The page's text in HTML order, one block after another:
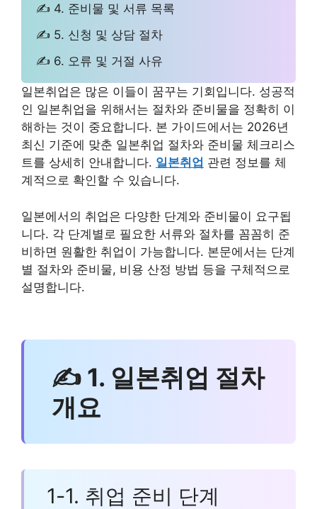
✍ 4. 준비물 및 서류 목록
✍ 5. 신청 및 상담 절차
✍ 6. 오류 및 거절 사유
일본취업은 많은 이들이 꿈꾸는 기회입니다. 성공적
인 일본취업을 위해서는 절차와 준비물을 정확히 이
해하는 것이 중요합니다. 본 가이드에서는 2026년
최신 기준에 맞춘 일본취업 절차와 준비물 체크리스
트를 상세히 안내합니다. 일본취업 관련 정보를 체
계적으로 확인할 수 있습니다.
일본에서의 취업은 다양한 단계와 준비물이 요구됩
니다. 각 단계별로 필요한 서류와 절차를 꼼꼼히 준
비하면 원활한 취업이 가능합니다. 본문에서는 단계
별 절차와 준비물, 비용 산정 방법 등을 구체적으로
설명합니다.
✍ 1. 일본취업 절차
개요
1-1. 취업 준비 단계